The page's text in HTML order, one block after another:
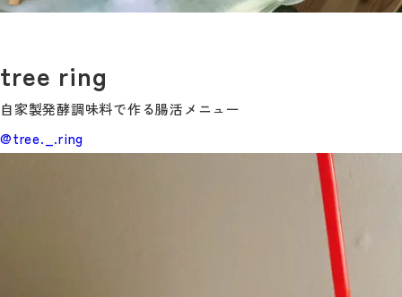
tree ring
自家製発酵調味料で作る腸活メニュー
@tree._.ring